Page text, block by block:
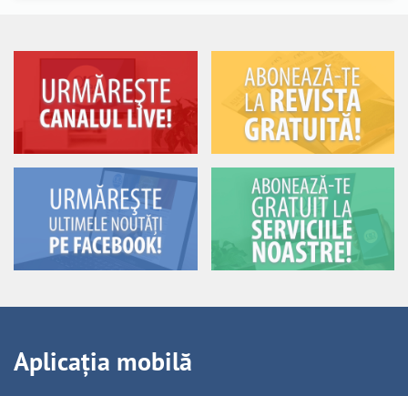
Aplicația mobilă